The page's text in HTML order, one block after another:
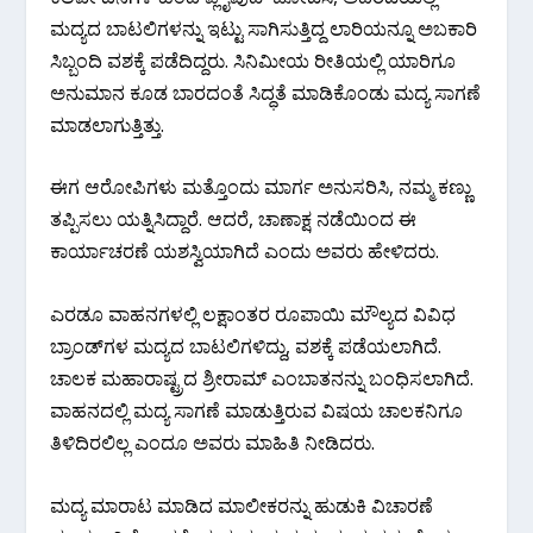
ಮದ್ಯದ ಬಾಟಲಿಗಳನ್ನು ಇಟ್ಟು ಸಾಗಿಸುತ್ತಿದ್ದ ಲಾರಿಯನ್ನೂ ಅಬಕಾರಿ
ಸಿಬ್ಬಂದಿ ವಶಕ್ಕೆ ಪಡೆದಿದ್ದರು. ಸಿನಿಮೀಯ ರೀತಿಯಲ್ಲಿ ಯಾರಿಗೂ
ಅನುಮಾನ ಕೂಡ ಬಾರದಂತೆ ಸಿದ್ಧತೆ ಮಾಡಿಕೊಂಡು ಮದ್ಯ ಸಾಗಣೆ
ಮಾಡಲಾಗುತ್ತಿತ್ತು.
ಈಗ ಆರೋಪಿಗಳು ಮತ್ತೊಂದು ಮಾರ್ಗ ಅನುಸರಿಸಿ, ನಮ್ಮ ಕಣ್ಣು
ತಪ್ಪಿಸಲು ಯತ್ನಿಸಿದ್ದಾರೆ. ಆದರೆ, ‍ಚಾಣಾಕ್ಷ ನಡೆಯಿಂದ ಈ
ಕಾರ್ಯಾಚರಣೆ ಯಶಸ್ವಿಯಾಗಿದೆ ಎಂದು ಅವರು ಹೇಳಿದರು.
ಎರಡೂ ವಾಹನಗಳಲ್ಲಿ ಲಕ್ಷಾಂತರ ರೂಪಾಯಿ ಮೌಲ್ಯದ ವಿವಿಧ
ಬ್ರಾಂಡ್‌ಗಳ ಮದ್ಯದ ಬಾಟಲಿಗಳಿದ್ದು, ವಶಕ್ಕೆ ಪಡೆಯಲಾಗಿದೆ.
ಚಾಲಕ ಮಹಾರಾಷ್ಟ್ರದ ಶ್ರೀರಾಮ್‌ ಎಂಬಾತನನ್ನು ಬಂಧಿಸಲಾಗಿದೆ.
ವಾಹನದಲ್ಲಿ ಮದ್ಯ ಸಾಗಣೆ ಮಾಡುತ್ತಿರುವ ವಿಷಯ ಚಾಲಕನಿಗೂ
ತಿಳಿದಿರಲಿಲ್ಲ ಎಂದೂ ಅವರು ಮಾಹಿತಿ ನೀಡಿದರು.
ಮದ್ಯ ಮಾರಾಟ ಮಾಡಿದ ಮಾಲೀಕರನ್ನು ಹುಡುಕಿ ವಿಚಾರಣೆ